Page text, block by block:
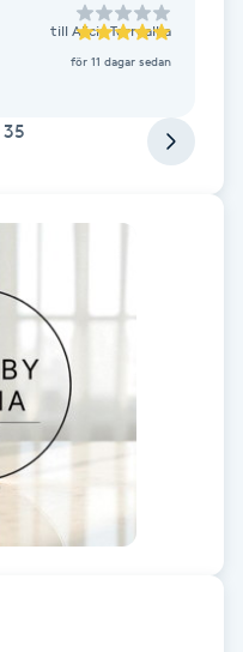
till Alicia Torrealba
för 11 dagar sedan
35